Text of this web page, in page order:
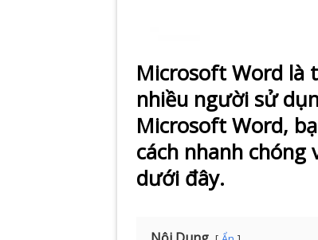
Microsoft Word là
nhiều người sử
Microsoft Word,
cách nhanh
dưới đây.